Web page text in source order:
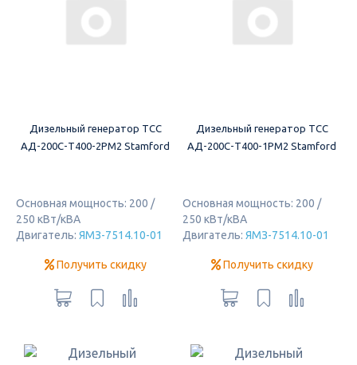
Дизельный генератор ТСС
АД-200С-Т400-2РМ2 Stamford
Основная мощность: 200 /
250 кВт/кВА
Двигатель: ЯМЗ-7514.10-01
Получить скидку
Дизельный генератор ТСС
АД-200С-Т400-1РМ2 Stamford
Основная мощность: 200 /
250 кВт/кВА
Двигатель: ЯМЗ-7514.10-01
Получить скидку